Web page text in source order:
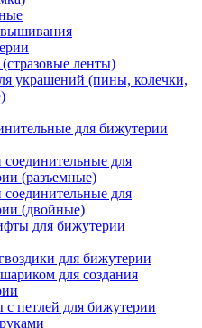
вышивания
ленты)
украшений (пины, колечки,
для бижутерии
соединительные для
(разъемные)
соединительные для
(двойные)
для бижутерии
для бижутерии
для создания
петлей для бижутерии